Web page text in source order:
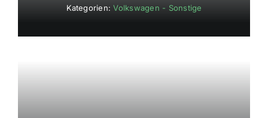
Kategorien:Volkswagen - Sonstige